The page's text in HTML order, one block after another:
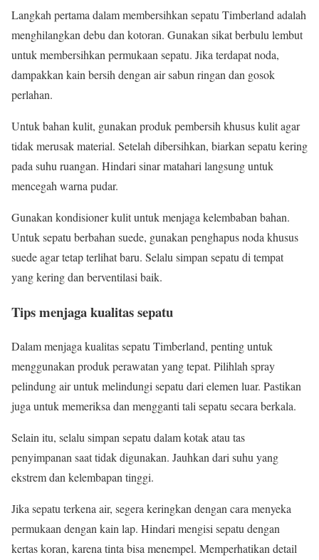
Langkah pertama dalam membersihkan sepatu Timberland adalah
menghilangkan debu dan kotoran. Gunakan sikat berbulu lembut
untuk membersihkan permukaan sepatu. Jika terdapat noda,
dampakkan kain bersih dengan air sabun ringan dan gosok
perlahan.
Untuk bahan kulit, gunakan produk pembersih khusus kulit agar
tidak merusak material. Setelah dibersihkan, biarkan sepatu kering
pada suhu ruangan. Hindari sinar matahari langsung untuk
mencegah warna pudar.
Gunakan kondisioner kulit untuk menjaga kelembaban bahan.
Untuk sepatu berbahan suede, gunakan penghapus noda khusus
suede agar tetap terlihat baru. Selalu simpan sepatu di tempat
yang kering dan berventilasi baik.
Tips menjaga kualitas sepatu
Dalam menjaga kualitas sepatu Timberland, penting untuk
menggunakan produk perawatan yang tepat. Pilihlah spray
pelindung air untuk melindungi sepatu dari elemen luar. Pastikan
juga untuk memeriksa dan mengganti tali sepatu secara berkala.
Selain itu, selalu simpan sepatu dalam kotak atau tas
penyimpanan saat tidak digunakan. Jauhkan dari suhu yang
ekstrem dan kelembapan tinggi.
Jika sepatu terkena air, segera keringkan dengan cara menyeka
permukaan dengan kain lap. Hindari mengisi sepatu dengan
kertas koran, karena tinta bisa menempel. Memperhatikan detail